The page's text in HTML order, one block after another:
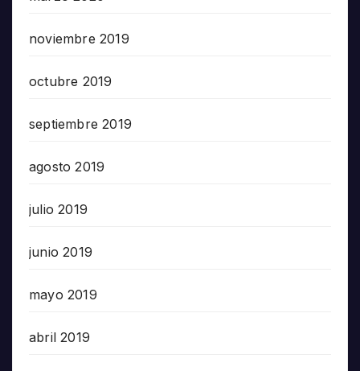
noviembre 2019
octubre 2019
septiembre 2019
agosto 2019
julio 2019
junio 2019
mayo 2019
abril 2019